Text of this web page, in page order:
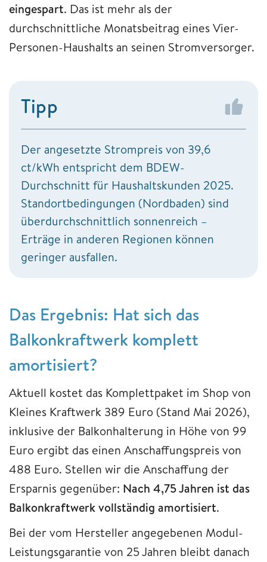
eingespart. Das ist mehr als der
durchschnittliche Monatsbeitrag eines Vier-
Personen-Haushalts an seinen Stromversorger.
Tipp
Der angesetzte Strompreis von 39,6
ct/kWh entspricht dem BDEW-
Durchschnitt für Haushaltskunden 2025.
Standortbedingungen (Nordbaden) sind
überdurchschnittlich sonnenreich –
Erträge in anderen Regionen können
geringer ausfallen.
Das Ergebnis: Hat sich das
Balkonkraftwerk komplett
amortisiert?
Aktuell kostet das Komplettpaket im Shop von
Kleines Kraftwerk 389 Euro (Stand Mai 2026),
inklusive der Balkonhalterung in Höhe von 99
Euro ergibt das einen Anschaffungspreis von
488 Euro. Stellen wir die Anschaffung der
Ersparnis gegenüber: Nach 4,75 Jahren ist das
Balkonkraftwerk vollständig amortisiert.
Bei der vom Hersteller angegebenen Modul-
Leistungsgarantie von 25 Jahren bleibt danach